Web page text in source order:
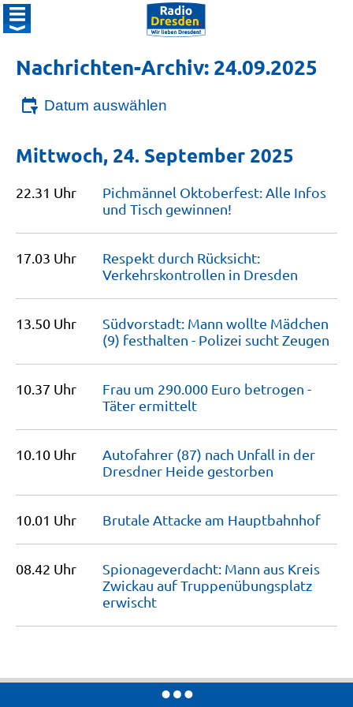
Nachrichten-Archiv: 24.09.2025
Datum auswählen
Mittwoch, 24. September 2025
22.31 Uhr
Pichmännel Oktoberfest: Alle Infos
und Tisch gewinnen!
17.03 Uhr
Respekt durch Rücksicht:
Verkehrskontrollen in Dresden
13.50 Uhr
Südvorstadt: Mann wollte Mädchen
(9) festhalten - Polizei sucht Zeugen
10.37 Uhr
Frau um 290.000 Euro betrogen -
Täter ermittelt
10.10 Uhr
Autofahrer (87) nach Unfall in der
Dresdner Heide gestorben
10.01 Uhr Brutale Attacke am Hauptbahnhof
08.42 Uhr
Spionageverdacht: Mann aus Kreis
Zwickau auf Truppenübungsplatz
erwischt